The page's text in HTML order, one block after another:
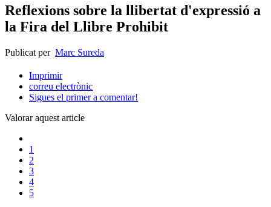
Reflexions sobre la llibertat d'expressió a
la Fira del Llibre Prohibit
Publicat per Marc Sureda
Imprimir
correu electrònic
Sigues el primer a comentar!
Valorar aquest article
1
2
3
4
5